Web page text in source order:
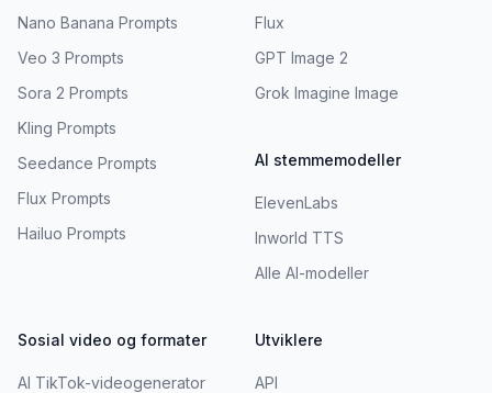
Nano Banana Prompts
Veo 3 Prompts
Sora 2 Prompts
Kling Prompts
Seedance Prompts
Flux Prompts
Hailuo Prompts
Flux
GPT Image 2
Grok Imagine Image
AI stemmemodeller
ElevenLabs
Inworld TTS
Alle AI-modeller
Sosial video og formater
AI TikTok-videogenerator
Utviklere
API